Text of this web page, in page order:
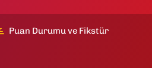
Puan Durumu ve Fikstür